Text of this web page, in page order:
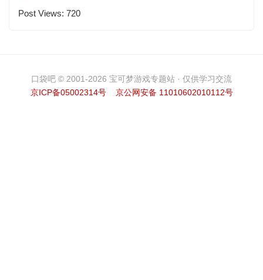
Post Views: 720
口袋吧 © 2001-2026 宝可梦游戏专题站 · 仅供学习交流
京ICP备05002314号
京公网安备 11010602010112号